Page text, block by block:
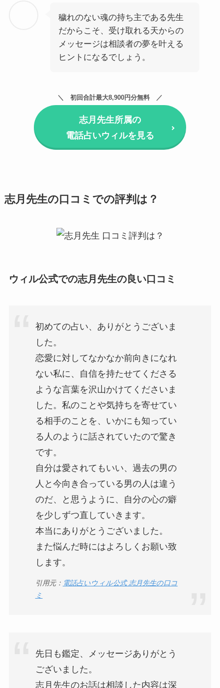
穢れのない魂の持ち主である先生
だからこそ、受け取れる天からの
メッセージは相談者の夢を叶える
ヒントになるでしょう。
初回合計最大8,900円分無料
志月先生所属の
電話占いウィルを見る
志月先生の口コミでの評判は？
ウィル公式での志月先生の良い口コミ
初めての占い、ありがとうございま
した。
恋愛に対してなかなか前向きになれ
ない私に、自信を持たせてくださる
ような言葉を沢山かけてくださいま
した。私のことや気持ちを寄せてい
る相手のことを、いかにも知ってい
る人のように話されていたので驚き
です。
自分は愛されてもいい、過去の男の
人と今向き合っている男の人は違う
のだ、と思うように、自分の心の癖
を少しずつ直していきます。
本当にありがとうございました。
また悩んだ時にはよろしくお願い致
します。
引用元： 電話占いウィル公式 志月先生の口コ
ミ
先日も鑑定、メッセージありがとう
ございました。
志月先生のお話は相談した内容は深